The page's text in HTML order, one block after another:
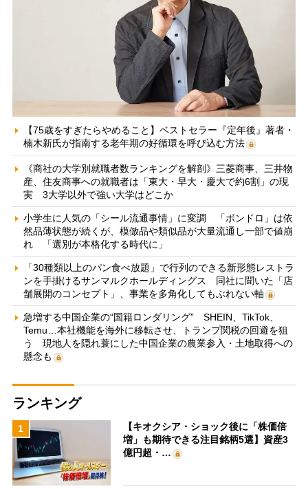
【75歳をすぎたらやめること】ベストセラー『定年後』著者・
楠木新氏が指南する老年期の好循環を呼び込む方法
《商社の大学別就職者数ランキングを解剖》三菱商事、三井物
産、住友商事への就職者は「東大・早大・慶大で約6割」の現
実 3大学以外で強い大学はどこか
小学生に人気の「シール流通事情」に変調 「ボンドロ」は依
然品薄状態が続くが、模倣品や類似品が大量流通し一部で値崩
れ 「選別が本格化する時代に」
「30種類以上のパン食べ放題」で行列のできる新形態レストラ
ンを手掛けるサンマルクホールディングス 同社に聞いた「店
舗展開のコンセプト」、事業を多角化してもぶれない軸
急増する中国企業の“国籍ロンダリング” SHEIN、TikTok、
Temu…本社機能を海外に移転させ、トランプ関税の回避を狙
う 現地人を隠れ蓑にした中国企業の農業参入・土地取得への
懸念も
ランキング
1
【キオクシア・ショック後に「株価倍
増」も期待できる注目銘柄5選】資産3
億円超・…